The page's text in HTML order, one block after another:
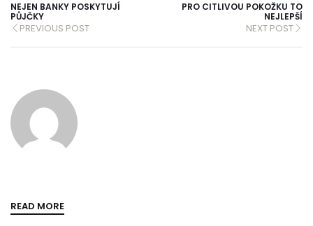
NEJEN BANKY POSKYTUJÍ
PŮJČKY
PREVIOUS POST
PRO CITLIVOU POKOŽKU TO
NEJLEPŠÍ
NEXT POST
READ MORE